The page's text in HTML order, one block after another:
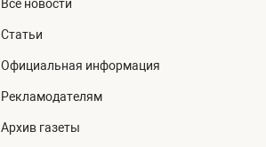
Все новости
Статьи
Официальная информация
Рекламодателям
Архив газеты